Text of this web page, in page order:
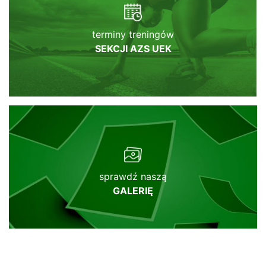
terminy treningów
SEKCJI AZS UEK
sprawdź naszą
GALERIĘ